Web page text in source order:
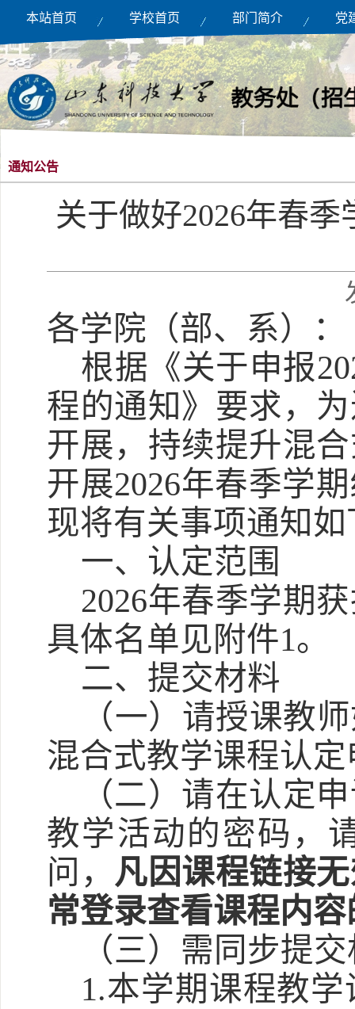
本站首页 学校首页 部门简介 党
通知公告
关于做好2026年春
各学院（部、系）
：
根据《关于申报
程的通知》 要求 ，
开展，持续提升混
开展2026年春季学
现将有关事项通知如
一、 认定范围
2026年春季学期
具体名单见附件1。
二、提交材料
（一）请授课教
混合式教学课程认
（二）请在认定
教学活动的密码，
问， 凡因课程链接
常登录查看课程内
（三）需同步提
1.本学期课程教